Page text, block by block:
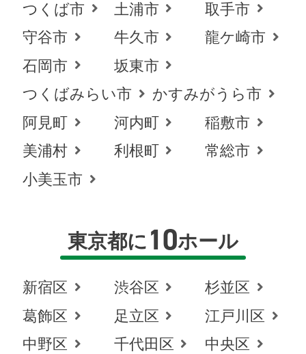
つくば市 土浦市
取手市
守谷市
牛久市
龍ケ崎市
石岡市
坂東市
つくばみらい市
かすみがうら市
阿見町
河内町
稲敷市
美浦村
利根町
常総市
小美玉市
東京都に 10ホール
新宿区 渋谷区
杉並区
葛飾区
足立区
江戸川区
中野区
千代田区
中央区